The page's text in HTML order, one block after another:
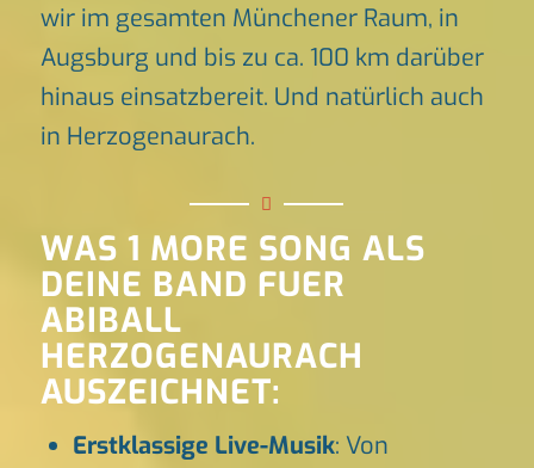
wir im gesamten Münchener Raum, in
Augsburg und bis zu ca. 100 km darüber
hinaus einsatzbereit. Und natürlich auch
in Herzogenaurach.
WAS 1 MORE SONG ALS
DEINE BAND FUER
ABIBALL
HERZOGENAURACH
AUSZEICHNET:
Erstklassige Live-Musik: Von